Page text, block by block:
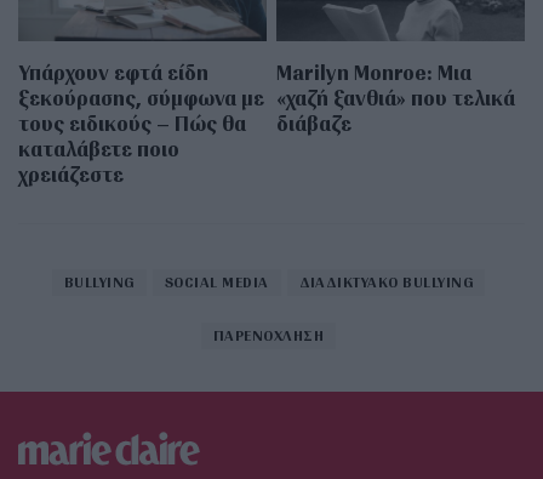
Υπάρχουν εφτά είδη
ξεκούρασης, σύμφωνα με
τους ειδικούς – Πώς θα
καταλάβετε ποιο
χρειάζεστε
Marilyn Monroe: Μια
«χαζή ξανθιά» που τελικά
διάβαζε
BULLYING SOCIAL MEDIA ΔΙΑΔΙΚΤΥΑΚΟ BULLYING
ΠΑΡΕΝΟΧΛΗΣΗ